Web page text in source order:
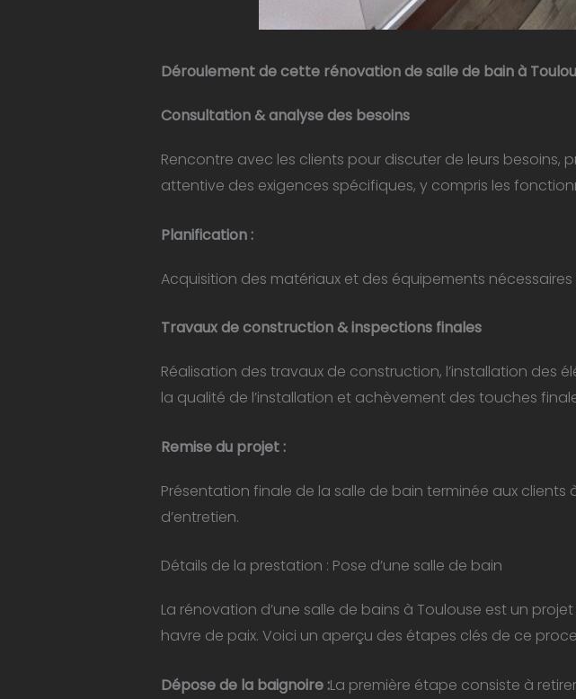
Déroulement de cette rénovation de salle de bainà
Consultation &analyse des besoins
Rencontre avec les clients pour discuter de leurs
attentive des exigences spécifiques, y compris les
Planification :
Acquisition des matériaux et des équipements
Travaux de construction & inspections finales
Réalisation des travaux de construction, l’installation des
la qualité de l’installation et achèvement des touches
Remise du projet :
Présentation finale de la salle de bain terminée aux
d’entretien.
Détails de la prestation : Pose d’une salle de bain
La rénovation d’une salle de bains à Toulouse est un
havre de paix. Voici un aperçu des étapes clés de ce
Dépose de la baignoire :La première étape consiste à